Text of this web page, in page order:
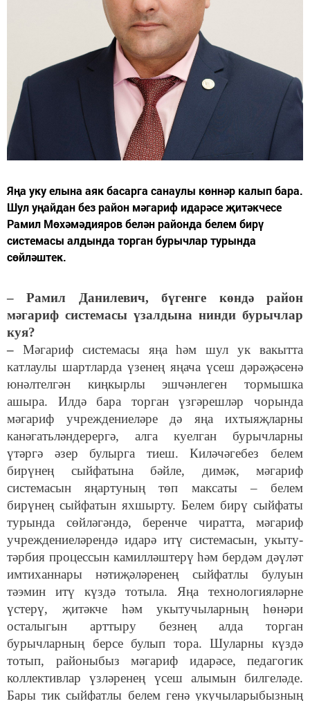
Яңа уку елына аяк басарга санаулы көннәр калып бара.
Шул уңайдан без район мәгариф идарәсе җитәкчесе
Рамил Мөхәмәдияров белән районда белем бирү
системасы алдында торган бурычлар турында
сөйләштек.
– Рамил Данилевич, бүгенге көндә район
мәгариф системасы үзалдына нинди бурычлар
куя?
– Мәгариф системасы яңа һәм шул ук вакытта
катлаулы шартларда үзенең яңача үсеш дәрәҗәсенә
юнәлтелгән киңкырлы эшчәнлеген тормышка
ашыра. Илдә бара торган үзгәрешләр чорында
мәгариф учреждениеләре дә яңа ихтыяҗларны
канәгатьләндерергә, алга куелган бурычларны
үтәргә әзер булырга тиеш. Киләчәгебез белем
бирүнең сыйфатына бәйле, димәк, мәгариф
системасын яңартуның төп максаты – белем
бирүнең сыйфатын яхшырту. Белем бирү сыйфаты
турында сөйләгәндә, беренче чиратта, мәгариф
учреждениеләрендә идарә итү системасын, укыту-
тәрбия процессын камилләштерү һәм бердәм дәүләт
имтиханнары нәтиҗәләренең сыйфатлы булуын
тәэмин итү күздә тотыла. Яңа технологияләрне
үстерү, җитәкче һәм укытучыларның һөнәри
осталыгын арттыру безнең алда торган
бурычларның берсе булып тора. Шуларны күздә
тотып, районыбыз мәгариф идарәсе, педагогик
коллективлар үзләренең үсеш алымын билгеләде.
Бары тик сыйфатлы белем генә укучыларыбызның